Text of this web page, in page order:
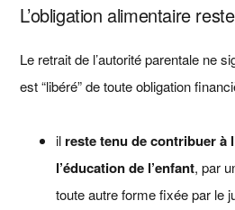
L’obligation alimentaire
Le retrait de l’autorité parentale ne
est “libéré” de toute obligation
il reste tenu de contribuer à
l’éducation de l’enfant, par
toute autre forme fixée par le